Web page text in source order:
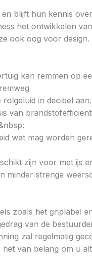
blijft hun kennis
het ontwikkelen
ook oog voor
kan remmen op
in decibel
van
wat mag worden
zijn voor met ijs
minder strenge
zoals het griplabel
van de
zal regelmatig
van belang om u